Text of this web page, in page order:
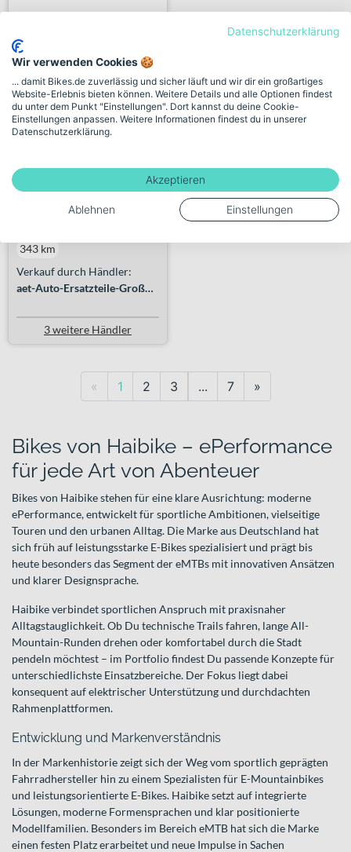
Haibike ALLTRACK 4 High
ste...
2.999,00€
+ 1 Farbe
Verkauf durch Händler:
aet-Auto-Ersatzteile-Großhandel GmbH
343 km
3 weitere Händler
« Previous
1 2 3 ... 7 »Next
Bikes von Haibike – ePerformance
für jede Art von Abenteuer
Bikes von Haibike stehen für eine klare Ausrichtung: moderne
ePerformance, entwickelt für sportliche Ambitionen, vielseitige
Touren und den urbanen Alltag. Die Marke aus Deutschland hat
sich früh auf leistungsstarke E-Bikes spezialisiert und prägt bis
heute besonders das Segment der eMTBs mit innovativen Ansätzen
und klarer Designsprache.
Haibike verbindet sportlichen Anspruch mit praxisnaher
Alltagstauglichkeit. Ob Du technische Trails fahren, lange All-
Mountain-Runden drehen oder komfortabel durch die Stadt
pendeln möchtest – im Portfolio findest Du passende Konzepte für
unterschiedlichste Einsatzbereiche. Der Fokus liegt dabei
konsequent auf elektrischer Unterstützung und durchdachten
Rahmenplattformen.
Entwicklung und Markenverständnis
In der Markenhistorie zeigt sich der Weg vom sportlich geprägten
Fahrradhersteller hin zu einem Spezialisten für E-Mountainbikes
und leistungsorientierte E-Bikes. Haibike setzt auf integrierte
Lösungen, moderne Formensprachen und klar positionierte
Modellfamilien. Besonders im Bereich eMTB hat sich die Marke
einen festen Platz erarbeitet und neue Impulse in Sachen
Datenschutzerklärung
Wir verwenden Cookies 🍪
... damit Bikes.de zuverlässig und sicher läuft und wir dir ein großartiges
Website-Erlebnis bieten können. Weitere Details und alle Optionen findest
du unter dem Punkt "Einstellungen". Dort kannst du deine Cookie-
Einstellungen anpassen. Weitere Informationen findest du in unserer
Datenschutzerklärung.
Akzeptieren
Ablehnen Einstellungen